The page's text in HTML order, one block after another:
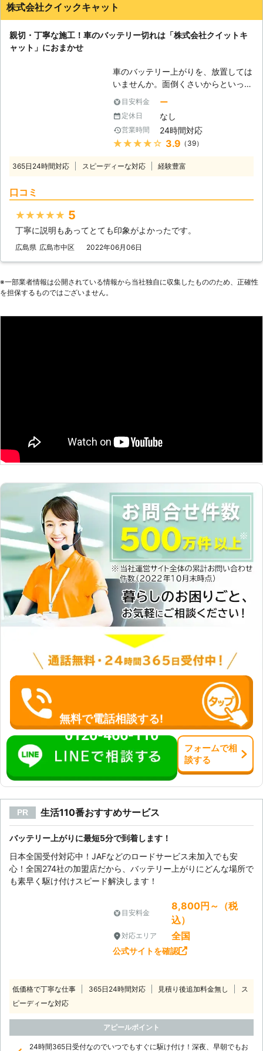
株式会社クイックキャット
親切・丁寧な施工！車のバッテリー切れは「株式会社クイットキ
ャット」におまかせ
車のバッテリー上がりを、放置しては
いませんか。面倒くさいからといって
バッテリー上がりを放置してしまう
と、タンク内のガソリンが固まって詰
まりを引き起こす恐れがあります。そ
のため、車のバッテリー上がりはすぐ
にでも解消する必要があるのです。
きは、「株式会社クイックキャット」
てしまったからです。車のエンジンは
バッテリー内の電気を利用して動きだ
す。 またエンジンだけではなくカー
って動かなくなってしまいます。
社クイックキャット」の出番です！弊
す。毎日いつでもお客様のご依頼に備
らご連絡があったときに迅速に駆けつ
けることができるのです。 また最短
30分で対応できるので、バッテリー
のトラブルに迅速に解決して、車を走
らせることが可能です。お客様がすぐ
にでも運転ができる状況になるように
努めさせていただきますので、車のバ
ッテリーが上がった時はぜひ弊社をご
利用くださいませ。
目安料金 ー
定休日 なし
営業時間 24時間対応
★★★★★ 3.9 （39）
365日24時間対応 スピーディーな対応 経験豊富
口コミ
★★★★★ 5
丁寧に説明もあってとても印象がよかったです。
広島県 広島市中区 2022年06月06日
※⼀部業者情報は公開されている情報から当社独⾃に収集したもののため、正確性
を担保するものではございません。
無料で電話相談する!
0120-466-110
フォームで相
談する
PR 生活110番おすすめサービス
バッテリー上がりに最短5分で到着します！
日本全国受付対応中！JAFなどのロードサービス未加入でも安
心！全国274社の加盟店だから、バッテリー上がりにどんな場所で
も素早く駆け付けスピード解決します！
目安料金
8,800円～（税
込）
対応エリア 全国
公式サイトを確認
低価格で丁寧な仕事 365日24時間対応 見積り後追加料金無し
ス
ピーディーな対応
アピールポイント
24時間365日受付なのでいつでもすぐに駆け付け！深夜、早朝でもお